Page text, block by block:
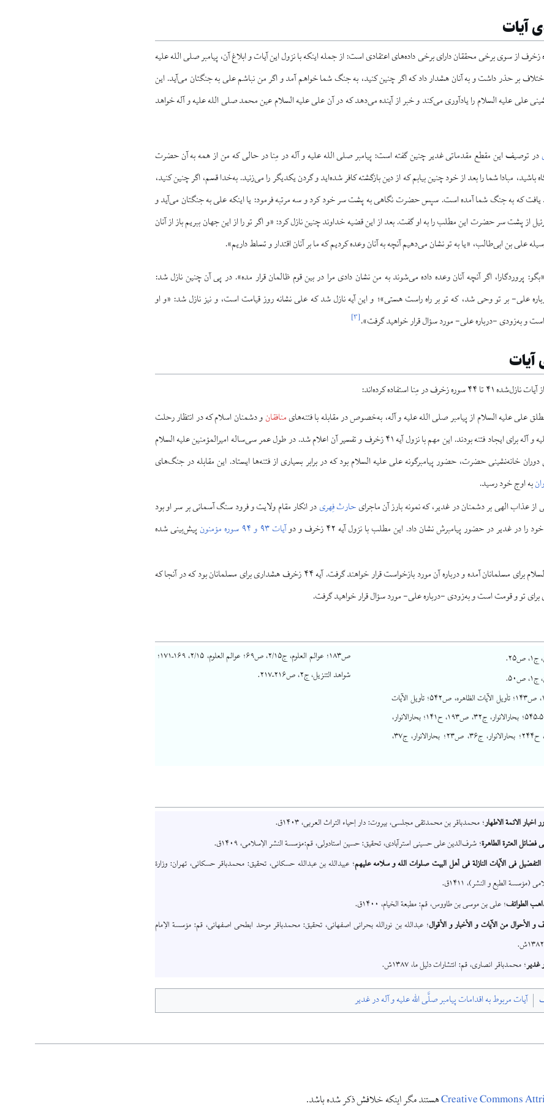
آیات
۴۱ تا ۴۴ سوره زخرف از سوی برخی محققان دارای برخی داده‌های اعتقادی است: از جمله اینکه با نزول این آیات و ابلاغ آن، پیامبر صلی الله علیه
بر حذر داشت و به آنان هشدار داد که اگر چنین کنید، به جنگ شما خواهم آمد و اگر من نباشم علی به جنگتان می‌آید. این
علی علیه السلام را یادآوری می‌کند و خبر از آینده می‌دهد که در آن علی علیه السلام عین محمد صلی الله علیه و آله خواهد
در توصیف این مقطع مقدماتی غدیر چنین گفته است: پیامبر صلی الله علیه و آله در مِنا در حالی که من از همه به آن حضرت
باشید، مبادا شما را بعد از خود چنین بیابم که از دین بازگشته کافر شده‌اید و گردن یکدیگر را می‌زنید. به‌خدا قسم، اگر چنین کنید،
یافت که به جنگ شما آمده است. سپس حضرت نگاهی به پشت سر خود کرد و سه مرتبه فرمود: یا اینکه علی به جنگتان می‌آید و
از پشت سر حضرت این مطلب را به او گفت. بعد از این قضیه خداوند چنین نازل کرد: «و اگر تو را از این جهان ببریم باز از آنان
علی بن ابی‌طالب، «یا به تو نشان می‌دهیم آنچه به آنان وعده کردیم که ما بر آنان اقتدار و تسلط داریم».
پروردگارا، اگر آنچه آنان وعده داده می‌شوند به من نشان دادی مرا در بین قوم ظالمان قرار مده». در پی آن چنین نازل شد:
علی- بر تو وحی شد، که تو بر راه راست هستی»؛ و این آیه نازل شد که علی نشانه روز قیامت است، و نیز نازل شد: «و او
و به‌زودی -درباره علی- مورد سؤال قرار خواهید گرفت».[۳]
آیات
در مِنا استفاده کرده‌اند:
علی علیه السلام از پیامبر صلی الله علیه و آله، به‌خصوص در مقابله با فتنه‌هایمنافقانو دشمنان اسلام که در انتظار رحلت
پیامبر صلی الله علیه و آله برای ایجاد فتنه بودند. این مهم با نزول آیه ۴۱ زخرف و تفسیر آن اعلام شد. در طول عمر سی‌ساله امیرالمؤمنین علیه السلام
دوران خانه‌نشینی حضرت، حضور پیامبرگونه علی علیه السلام بود که در برابر بسیاری از فتنه‌ها ایستاد. این مقابله در جنگ‌های
به اوج خود رسید.
از عذاب الهی بر دشمنان در غدیر، که نمونه بارز آن ماجرایحارث فِهریدر انکار مقام ولایت و فرود سنگ آسمانی بر سر او بود
در غدیر در حضور پیامبرش نشان داد. این مطلب با نزول آیه ۴۲ زخرف و دو
آیات ۹۳ و ۹۴ سوره مؤمنون
پیش‌بینی شده
ولایت علی علیه السلام برای مسلمانان آمده و درباره آن مورد بازخواست قرار خواهند گرفت. آیه ۴۴ زخرف هشداری برای مسلمانان بود که در آنجا که
برای تو و قومت است و به‌زودی -درباره علی- مورد سؤال قرار خواهید گرفت.
الطرائف، ج۱، ص۱۴۳؛ تأویل الآیات الظاهره، ص۵۴۲؛ تأویل الآیات
الظاهره، ص۵۴۴–۵۴۵؛ بحارالانوار، ج۳۲، ص۱۹۳، ح۱۴۱؛ بحارالانوار،
ج۳۲، ص۲۹۱، ح۲۴۴؛ بحارالانوار، ج۳۶، ص۲۳؛ بحارالانوار، ج۳۷،
ص۱۸۳؛ عوالم العلوم، ج۲/۱۵، ص۶۹؛ عوالم العلوم، ۲/۱۵، ۱۶۹–۱۷۱؛
شواهد التنزیل، ج۲، ص۲۱۶–۲۱۷.
اخبار الائمة الاطهار؛ محمدباقر بن محمدتقی مجلسی، بیروت: دار إحیاء التراث العربی، ۱۴۰۳ق.
فضائل العترة الطاهرة؛ شرف‌الدین علی حسینی استرآبادی، تحقیق: حسین استادولی، قم:مؤسسة النشر الإسلامی، ۱۴۰۹ق.
التفضیل فی الآیات النازلة فی أهل البیت صلوات الله و سلامه علیهم؛ عبیدالله بن عبدالله حسکانی، تحقیق: محمدباقر حسکانی، تهران: وزارة
(مؤسسة الطبع و النشر)، ۱۴۱۱ق.
الطوائف؛ علی بن موسی بن طاووس، قم: مطبعة الخیام، ۱۴۰۰ق.
و الأحوال من الآیات و الأخبار و الأقوال؛ عبدالله بن نورالله بحرانی اصفهانی‏، تحقیق: محمدباقر موحد ابطحی اصفهانی‏، قم: مؤسسة الإمام
غدیر؛ محمدباقر انصاری، قم: انتشارات دلیل ما، ۱۳۸۷ش.
آيات مربوط به اقدامات پيامبر صلَّى اللّٰه عليه و آله در غدير
Creative Commonsهستند مگر اینکه خلافش ذکر شده باشد.